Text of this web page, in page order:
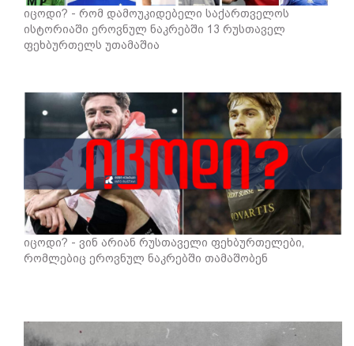
იცოდი? - რომ დამოუკიდებელი საქართველოს
ისტორიაში ეროვნულ ნაკრებში 13 რუსთაველ
ფეხბურთელს უთამაშია
იცოდი? - ვინ არიან რუსთაველი ფეხბურთელები,
რომლებიც ეროვნულ ნაკრებში თამაშობენ